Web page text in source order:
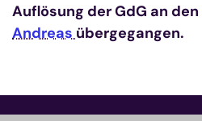
Auflösung der GdG an den
Andreas übergegangen.